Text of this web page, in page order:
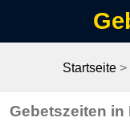
Startseite >
Gebetszeiten in